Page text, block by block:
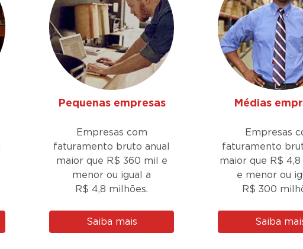
Pequenas empresas
Empresas com
faturamento bruto anual
maior que R$ 360 mil e
menor ou igual a
R$ 4,8 milhões.
Saiba mais
Médias
Empresas
faturamento
maior que R$
e menor ou
R$ 300
Saiba